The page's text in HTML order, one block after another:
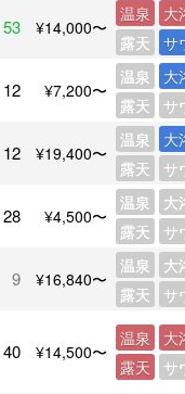
53 ¥14,000〜
温泉
大
露天
サ
12 ¥7,200〜
温泉
大
露天
サ
12 ¥19,400〜
温泉
大
露天
サ
28 ¥4,500〜
温泉
大
露天
サ
9 ¥16,840〜
温泉
大
露天
サ
40 ¥14,500〜
温泉
大
露天
サ